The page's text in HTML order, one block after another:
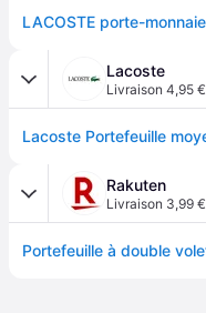
Lacoste
Livraison 4,95 €
Rakuten
Livraison 3,99 €